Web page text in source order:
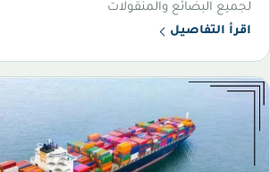
لجميع البضائع والمنقولات
اقرأ التفاصيل